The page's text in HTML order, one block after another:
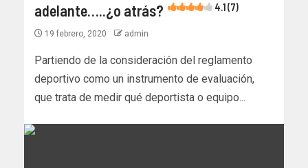
adelante…..¿o atrás?
4.1 (7)
19 febrero, 2020 admin
Partiendo de la consideración del reglamento
deportivo como un instrumento de evaluación,
que trata de medir qué deportista o equipo...